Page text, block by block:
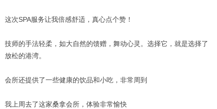
这次SPA服务让我倍感舒适，真心点个赞！
技师的手法轻柔，如大自然的馈赠，舞动心灵。选择它，就是选择了
放松的港湾。
会所还提供了一些健康的饮品和小吃，非常周到
我上周去了这家桑拿会所，体验非常愉快